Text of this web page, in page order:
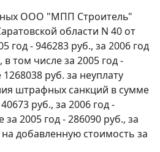
ООО "МПП Строитель"
области N 40 от
год - 946283 руб., за 2006 год
том числе за 2005 год -
руб. за неуплату
штрафных санкций в сумме
руб., за 2006 год -
2005 год - 286090 руб., за
добавленную стоимость за